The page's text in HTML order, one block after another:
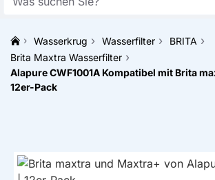
Was
h
o
m
Wasserkrug Wasserfilter
BRITA
Brita Maxtra Wasserfilter
Alapure CWF1001A Kompatibel mit Brita
12er-Pack